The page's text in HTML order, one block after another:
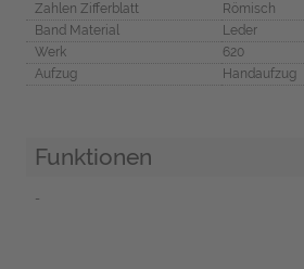
Zahlen Zifferblatt
Römisch
Band Material
Leder
Werk
620
Aufzug
Handaufzug
Funktionen
-